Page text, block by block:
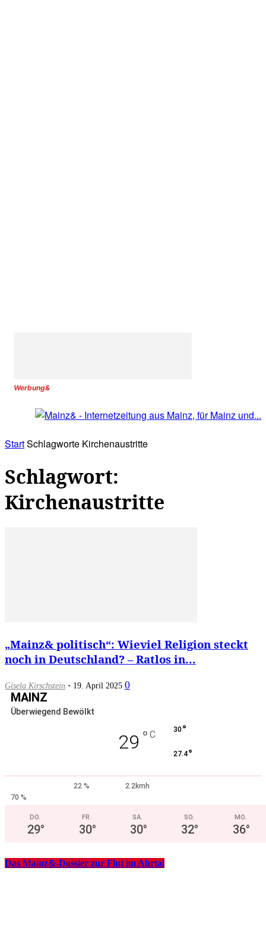
Werbung&
StartSchlagworte Kirchenaustritte
Schlagwort:
Kirchenaustritte
„Mainz& politisch“: Wieviel Religion steckt
noch in Deutschland? – Ratlos in...
Gisela Kirschstein - 19. April 2025 0
MAINZ
Überwiegend Bewölkt
29 ° C 30°
27.4°
22 %
2.2kmh
70 %
DO.
29°
FR.
30°
SA.
30°
SO.
32°
MO.
36°
Das Mainz&-Dossier zur Flut im Ahrtal